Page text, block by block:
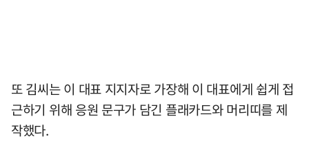
또 김씨는 이 대표 지지자로 가장해 이 대표에게 쉽게 접
근하기 위해 응원 문구가 담긴 플래카드와 머리띠를 제
작했다.